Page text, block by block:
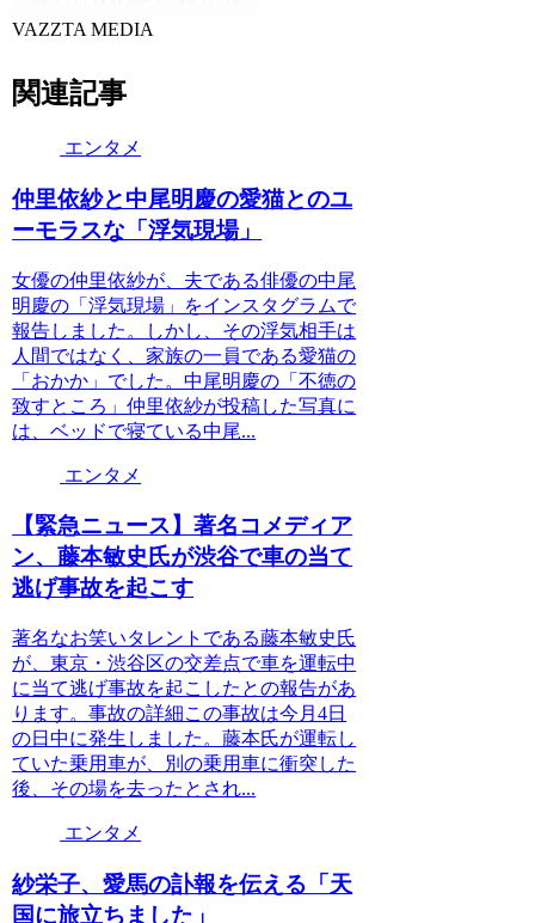
VAZZTA MEDIA
関連記事
エンタメ
仲里依紗と中尾明慶の愛猫とのユ
ーモラスな「浮気現場」
女優の仲里依紗が、夫である俳優の中尾
明慶の「浮気現場」をインスタグラムで
報告しました。しかし、その浮気相手は
人間ではなく、家族の一員である愛猫の
「おかか」でした。中尾明慶の「不徳の
致すところ」仲里依紗が投稿した写真に
は、ベッドで寝ている中尾...
エンタメ
【緊急ニュース】著名コメディア
ン、藤本敏史氏が渋谷で車の当て
逃げ事故を起こす
著名なお笑いタレントである藤本敏史氏
が、東京・渋谷区の交差点で車を運転中
に当て逃げ事故を起こしたとの報告があ
ります。事故の詳細この事故は今月4日
の日中に発生しました。藤本氏が運転し
ていた乗用車が、別の乗用車に衝突した
後、その場を去ったとされ...
エンタメ
紗栄子、愛馬の訃報を伝える「天
国に旅立ちました」